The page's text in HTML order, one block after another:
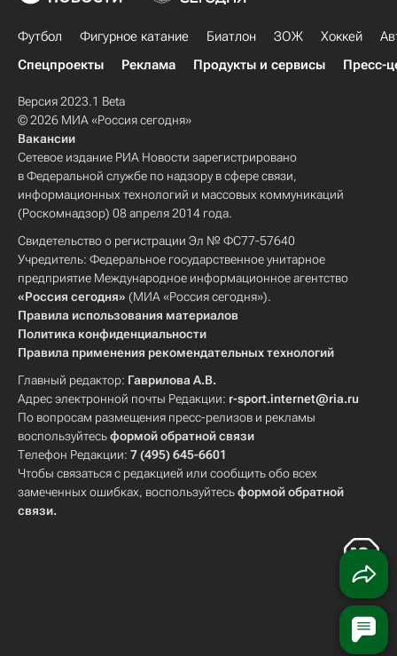
Футбол Фигурное катание Биатлон ЗОЖ Хоккей
Спецпроекты
Реклама Продукты и сервисы Пресс-
Версия 2023.1 Beta
© 2026 МИА «Россия сегодня»
Вакансии
Сетевое издание РИА Новости зарегистрировано
в Федеральной службе по надзору в сфере связи,
информационных технологий и массовых коммуникаций
(Роскомнадзор) 08 апреля 2014 года.
Свидетельство о регистрации Эл № ФС77-57640
Учредитель: Федеральное государственное унитарное
предприятие Международное информационное агентство
«Россия сегодня» (МИА «Россия сегодня»).
Правила использования материалов
Политика конфиденциальности
Правила применения рекомендательных технологий
Главный редактор: Гаврилова А.В.
Адрес электронной почты Редакции: r-sport.internet@ria.ru
По вопросам размещения пресс-релизов и рекламы
воспользуйтесьформой обратной связи
Телефон Редакции: 7 (495) 645-6601
Чтобы связаться с редакцией или сообщить обо всех
замеченных ошибках, воспользуйтесьформой обратной
связи.